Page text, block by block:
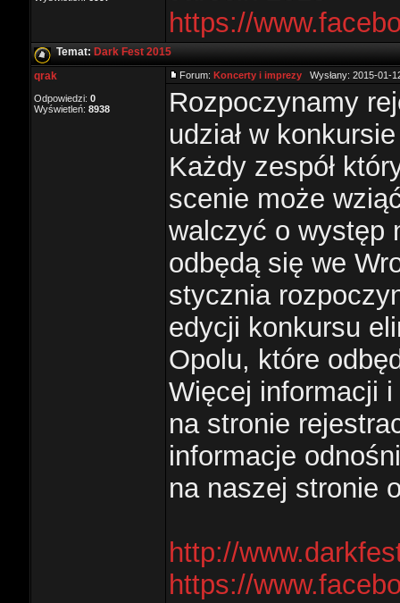
https://
Temat: Dark Fest 2015
qrak
Odpowiedzi: 0
Wyświetleń: 8938
Forum: Koncerty i imprezy Wysłany: 2015-01-
Rozpoczynamy
udział w
Każdy zespół
scenie może
walczyć o występ
odbędą się we
stycznia
edycji konkursu
Opolu, które
Więcej informacji
na stronie
informacje
na naszej stronie
http://
https://